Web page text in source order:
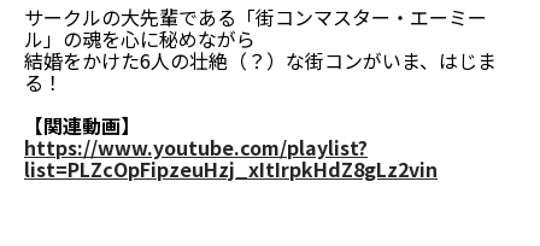
サークルの大先輩である「街コンマスター・エーミー
ル」の魂を心に秘めながら
結婚をかけた6人の壮絶（？）な街コンがいま、はじま
る！
【関連動画】
https://www.youtube.com/playlist?
list=PLZcOpFipzeuHzj_xItIrpkHdZ8gLz2vin